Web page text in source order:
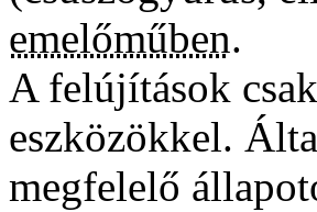
emelőműben.
A felújítások
eszközökkel.
megfelelő